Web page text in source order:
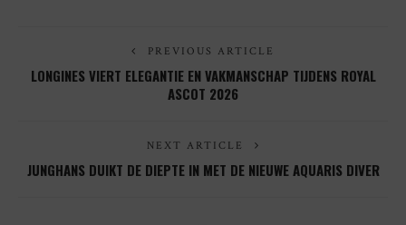
PREVIOUS ARTICLE
LONGINES VIERT ELEGANTIE EN VAKMANSCHAP TIJDENS ROYAL
ASCOT 2026
NEXT ARTICLE
JUNGHANS DUIKT DE DIEPTE IN MET DE NIEUWE AQUARIS DIVER